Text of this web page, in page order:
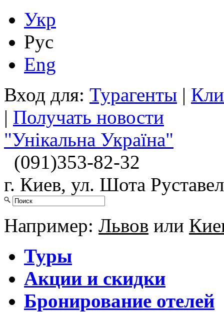
Укр
Рус
Eng
Вход для: Турагенты |
| Получать новости
"Унікальна Україна"
(091)353-82-32
г. Киев, ул. Шота
Например: Львов или
Туры
Акции и скидки
Бронирование отелей